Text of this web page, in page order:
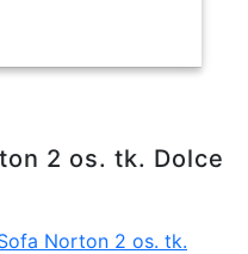
2 os. tk. Dolce
Norton 2 os. tk.